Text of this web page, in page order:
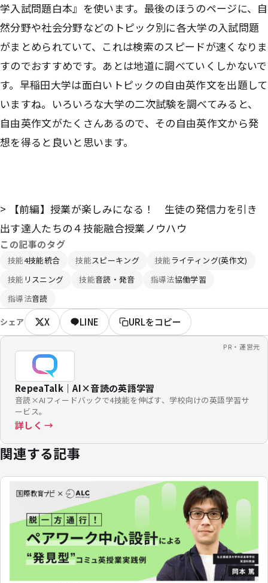
学入試問題白本』を使います。最後のほうのページに、自
然分野や社会分野などのトピック別に各大学の入試問題
がまとめられていて、これは検索のスピードが速くなりま
すのでおすすめです。あとは地道に調べていくしかないで
す。早稲田大学は面白いトピックの自由英作文を出題して
いますね。いろいろな大学の二次試験を調べてみると、
自由英作文がたくさんあるので、その自由英作文から発
想を得ると良いと思います。
> 【前編】授業が楽しみになる！ 生徒の発信力を引き
出す達人たちの４技能融合授業ノウハウ
この記事のタグ
技能4技能統合 技能スピーキング 技能ライティング(英作文)
技能 リスニング 技能音読・発音 指導法協働学習
指導法音読
シェア X LINE URLをコピー
PR・運営元
RepeaTalk｜AI×音読の英語学習
音読×AIフィードバックで4技能を伸ばす、学校向けの英語学習サ
ービス。
詳しく →
関連する記事